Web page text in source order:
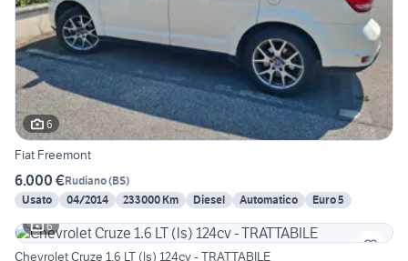
6
Fiat Freemont
6.000 €Rudiano(BS)
Usato
04/2014 233000 Km Diesel Automatico
Euro 5
6
Chevrolet Cruze 1.6 LT (ls) 124cv - TRATTABILE